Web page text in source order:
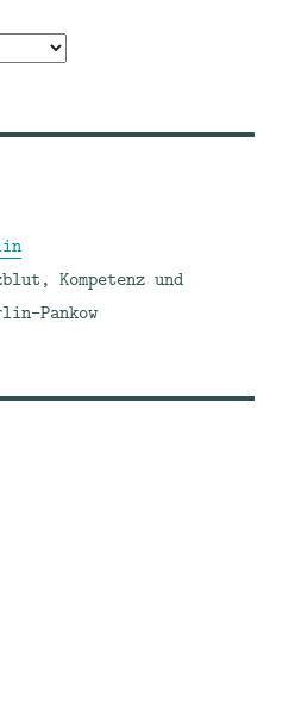
Kompetenz und
Pankow